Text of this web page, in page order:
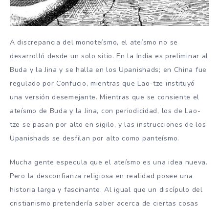
A discrepancia del monoteísmo, el ateísmo no se
desarrolló desde un solo sitio. En la India es preliminar al
Buda y la Jina y se halla en los Upanishads; en China fue
regulado por Confucio, mientras que Lao-tze instituyó
una versión desemejante. Mientras que se consiente el
ateísmo de Buda y la Jina, con periodicidad, los de Lao-
tze se pasan por alto en sigilo, y las instrucciones de los
Upanishads se desfilan por alto como panteísmo.
Mucha gente especula que el ateísmo es una idea nueva.
Pero la desconfianza religiosa en realidad posee una
historia larga y fascinante. Al igual que un discípulo del
cristianismo pretendería saber acerca de ciertas cosas